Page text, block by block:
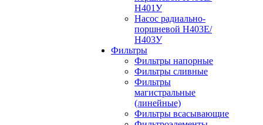
Н401У
Насос радиально-
поршневой Н403Е/
Н403У
Фильтры
Фильтры напорные
Фильтры сливные
Фильтры
магистральные
(линейные)
Фильтры всасывающие